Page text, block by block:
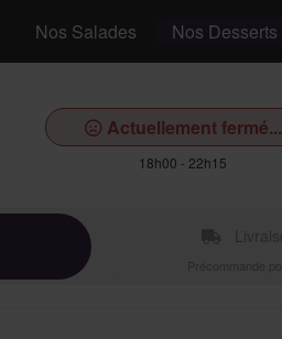
Nos Salades Nos Desserts
Actuellement fermé...
18h00 - 22h15